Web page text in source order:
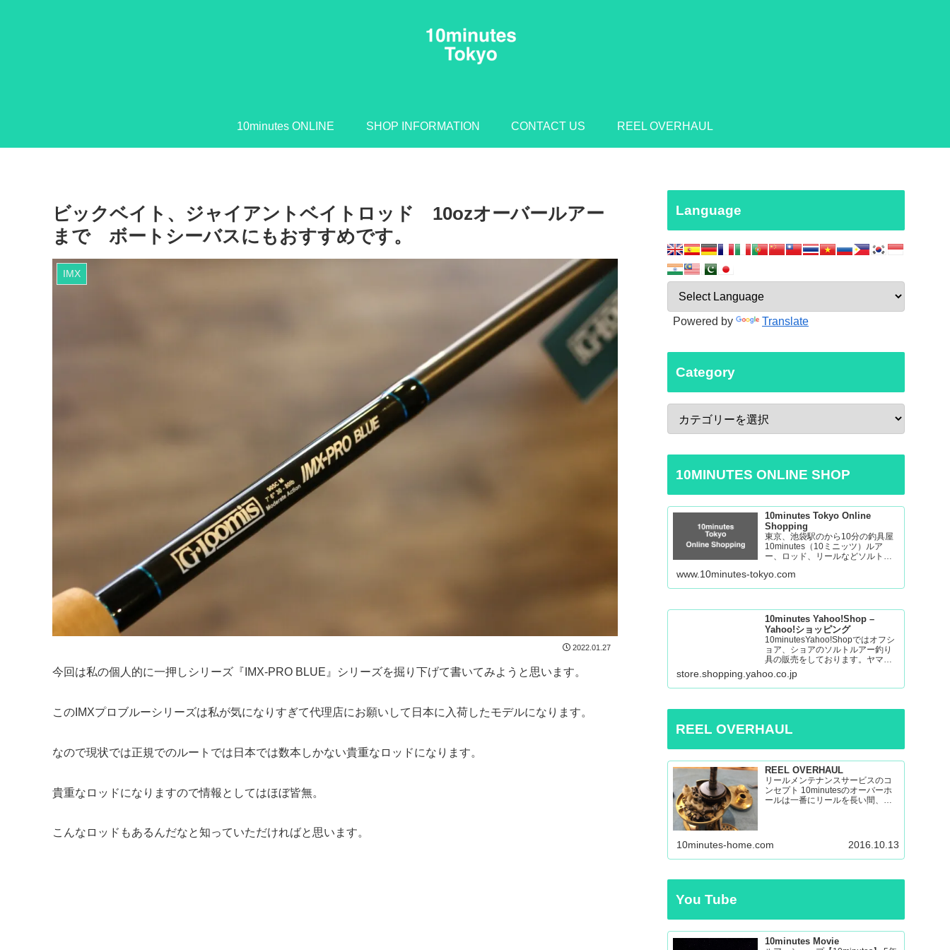
10minutes ONLINE SHOP INFORMATION CONTACT US REEL OVERHAUL
ビックベイト、ジャイアントベイトロッド 10ozオーバールアー
まで ボートシーバスにもおすすめです。
IMX
2022.01.27
今回は私の個人的に一押しシリーズ『IMX-PRO BLUE』シリーズを掘り下げて書いてみようと思います。
このIMXプロブルーシリーズは私が気になりすぎて代理店にお願いして日本に入荷したモデルになります。
なので現状では正規でのルートでは日本では数本しかない貴重なロッドになります。
貴重なロッドになりますので情報としてはほぼ皆無。
こんなロッドもあるんだなと知っていただければと思います。
Language
Powered by Translate
Category
10MINUTES ONLINE SHOP
10minutes Tokyo Online
Shopping
東京、池袋駅のから10分の釣具屋
10minutes（10ミニッツ）ルア
ー、ロッド、リールなどソルトゲ
えております。 Fishing Tackle
Shop in Tokyo Ikebukuro
www.10minutes-tokyo.com
10minutes Yahoo!Shop –
Yahoo!ショッピング
10minutesYahoo!Shopではオフシ
ョア、ショアのソルトルアー釣り
具の販売をしております。ヤマガ
ブランクス、ネイチャーボーイ
ズ、パッションズ、マシオな
ど:10minutes Yahoo!Shop – 通販 –
store.shopping.yahoo.co.jp
REEL OVERHAUL
REEL OVERHAUL
リールメンテナンスサービスのコ
ンセプト 10minutesのオーバーホ
ールは一番にリールを長い間、い
ルの原因はケミカルの劣化による
パーツの保護機能の...
10minutes-home.com 2016.10.13
You Tube
10minutes Movie